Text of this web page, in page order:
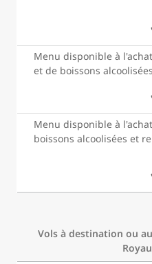
Menu disponible à
et de boissons alcoolisées
Menu disponible à
boissons alcoolisées et
Vols à destination ou